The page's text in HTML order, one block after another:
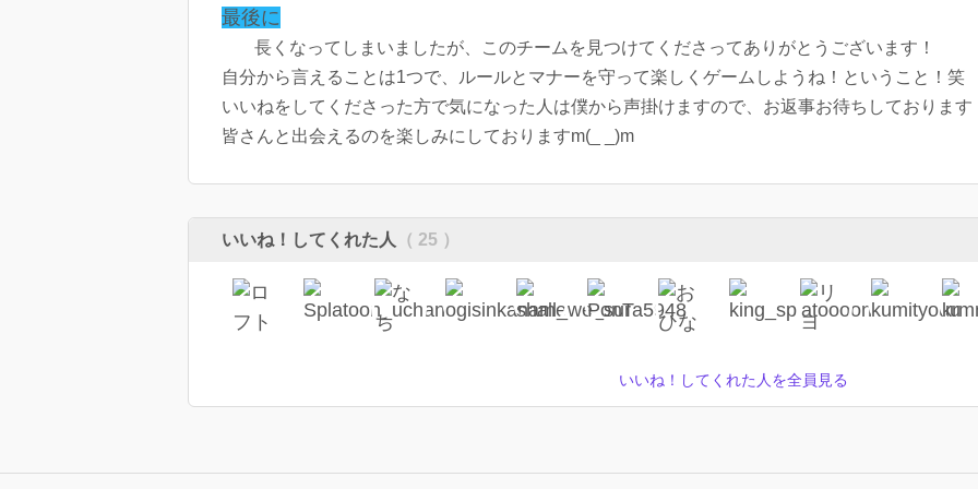
最後に
長くなってしまいましたが、このチームを見つけてくださってありがとうございます！
自分から言えることは1つで、ルールとマナーを守って楽しくゲームしようね！ということ！笑
いいねをしてくださった方で気になった人は僕から声掛けますので、お返事お待ちしております
皆さんと出会えるのを楽しみにしておりますm(_ _)m
いいね！してくれた人 （ 25 ）
いいね！してくれた人を全員見る